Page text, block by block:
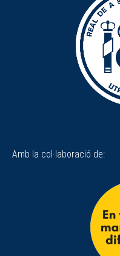
Amb la col·laboració de: